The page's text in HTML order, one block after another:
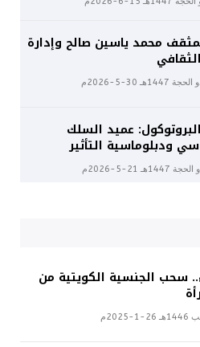
محمد ياسين صالح وإدارة
عميد السلك
ودبلوماسية التأثير
سحب الجنسية الكويتية من